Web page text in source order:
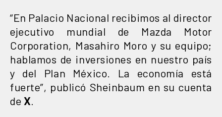
“En Palacio Nacional recibimos al director
ejecutivo mundial de Mazda Motor
Corporation, Masahiro Moro y su equipo;
hablamos de inversiones en nuestro país
y del Plan México. La economía está
fuerte”, publicó Sheinbaum en su cuenta
de X